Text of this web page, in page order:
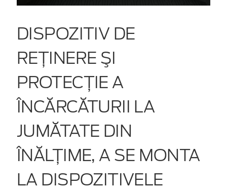
DISPOZITIV DE
REŢINERE ŞI
PROTECŢIE A
ÎNCĂRCĂTURII LA
JUMĂTATE DIN
ÎNĂLȚIME, A SE MONTA
LA DISPOZITIVELE